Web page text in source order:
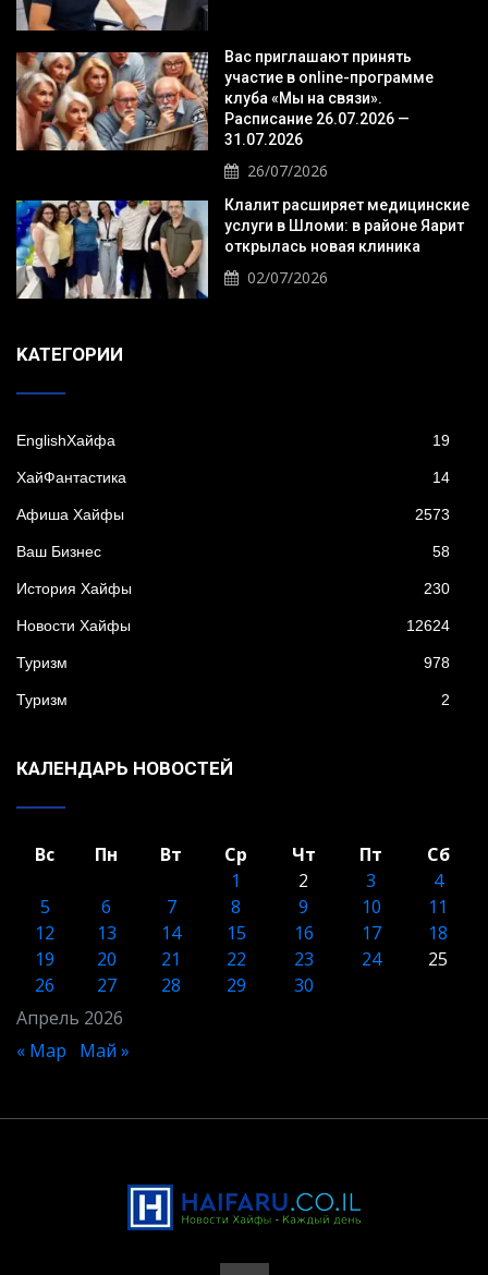
Вас приглашают принять
участие в online-программе
клуба «Мы на связи».
Расписание 26.07.2026 —
31.07.2026
26/07/2026
Клалит расширяет медицинские
услуги в Шломи: в районе Яарит
открылась новая клиника
02/07/2026
KАТЕГОРИИ
EnglishХайфа 19
XайФантастика 14
Афиша Хайфы 2573
Ваш Бизнес 58
История Хайфы 230
Новости Хайфы 12624
Туризм 978
Туризм 2
КАЛЕНДАРЬ НОВОСТЕЙ
Апрель 2026
Вс Пн Вт Ср Чт Пт
Сб
1
2 3
4
5
6 7 8 9 10
11
12
13 14 15 16 17
18
19
20 21 22 23 24
25
26
27 28 29 30
« Мар Май »